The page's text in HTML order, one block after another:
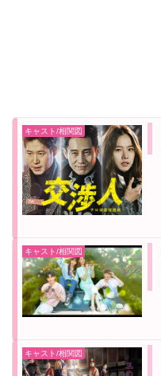
キャスト/相関図
キャスト/相関図
キャスト/相関図